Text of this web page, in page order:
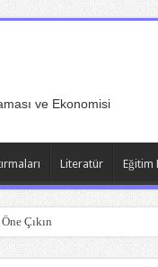
ve Ekonomisi
Literatür Eğitim
Çıkın